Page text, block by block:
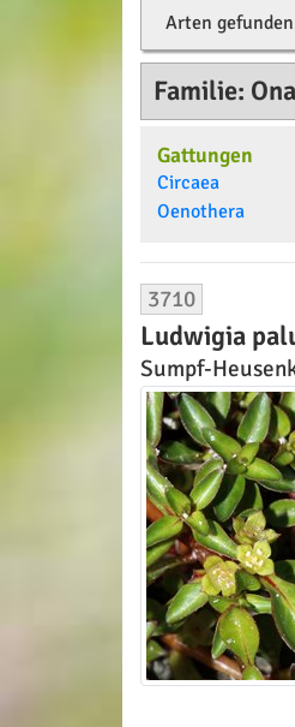
Arten
Familie:
Gattungen
Circaea
Oenothera
3710
Ludwigia
Sumpf-